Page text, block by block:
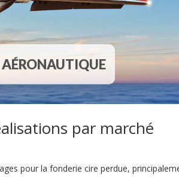
AÉRONAUTIQUE
par marché
pour la fonderie cire perdue,